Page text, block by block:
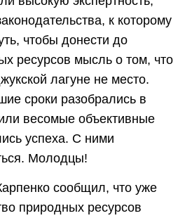
к которому
чтобы донести до
ресурсов мысль о том, что
лагуне не место.
сроки разобрались в
весомые объективные
успеха. С ними
Молодцы!
сообщил, что уже
природных ресурсов